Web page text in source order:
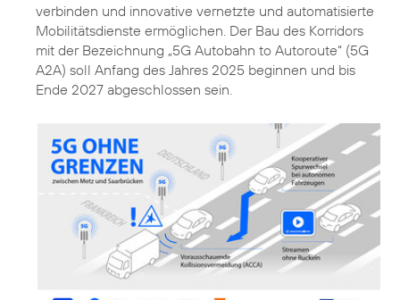
verbinden und innovative vernetzte und automatisierte
Mobilitätsdienste ermöglichen. Der Bau des Korridors
mit der Bezeichnung „5G Autobahn to Autoroute“ (5G
A2A) soll Anfang des Jahres 2025 beginnen und bis
Ende 2027 abgeschlossen sein.